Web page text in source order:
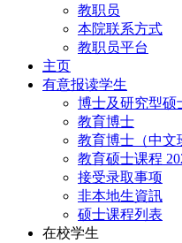
教职员
本院联系方式
教职员平台
主页
有意报读学生
博士及研究型硕
教育博士
教育博士（中文
教育硕士课程
接受录取事项
非本地生資訊
硕士课程列表
在校学生